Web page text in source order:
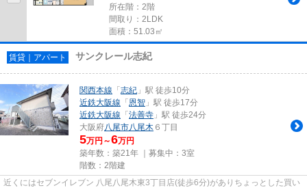
所在階：2階
間取り：2LDK
面積：51.03㎡
賃貸｜アパート サンクレール志紀
関西本線 「志紀 」駅 徒歩10分
近鉄大阪線 「恩智 」駅 徒歩17分
近鉄大阪線 「法善寺 」駅 徒歩24分
大阪府八尾市八尾木 ６丁目
5万円～6万円
築年数：築21年 ｜募集中： 3室
階数：2階建
近くにはセブンイレブン 八尾八尾木東3丁目店(徒歩6分)がありちょっとした買い